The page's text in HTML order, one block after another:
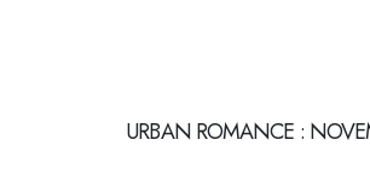
URBAN ROMANCE :